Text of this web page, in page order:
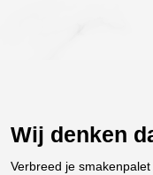
Wij denken
Verbreed je